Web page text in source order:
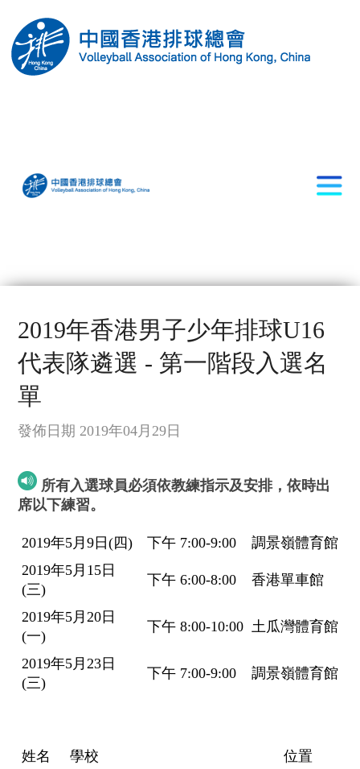
2019年香港男子少年排球U16
代表隊遴選 - 第一階段入選名
單
發佈日期 2019年04月29日
所有入選球員必須依教練指示及安排，依時出
席以下練習。
2019年5月9日(四) 下午 7:00-9:00
調景嶺體育館
2019年5月15日
(三)
下午 6:00-8:00 香港單車館
2019年5月20日
(一)
下午 8:00-10:00 土瓜灣體育館
2019年5月23日
(三)
下午 7:00-9:00 調景嶺體育館
姓名 學校
位置